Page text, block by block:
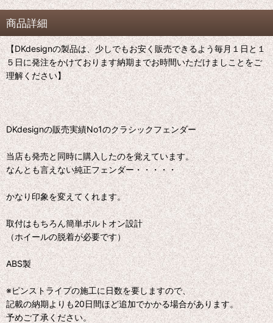
商品詳細
【DKdesignの製品は、少しでもお安く販売できるよう毎月１日と１
５日に発注をかけております納期までお時間いただけましことをご
理解ください】
DKdesignの販売実績No1のクラシックフェンダー
当店も発売と同時に購入したのを覚えています。
なんとも言えない純正フェンダー・・・・・
かなり印象を変えてくれます。
取付はもちろん簡単ボルトオン設計
（ホイールの脱着が必要です）
ABS製
※ピンストライプの施工に日数を要しますので、
記載の納期よりも20日間ほど追加でかかる場合があります。
予めご了承ください。